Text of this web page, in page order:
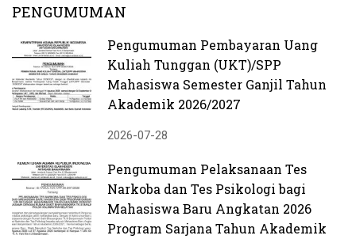
PENGUMUMAN
Pengumuman Pembayaran Uang
Kuliah Tunggan (UKT)/SPP
Mahasiswa Semester Ganjil Tahun
Akademik 2026/2027
2026-07-28
Pengumuman Pelaksanaan Tes
Narkoba dan Tes Psikologi bagi
Mahasiswa Baru Angkatan 2026
Program Sarjana Tahun Akademik